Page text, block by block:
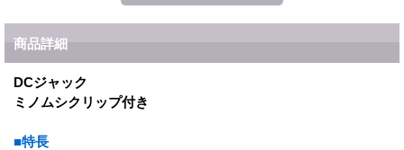
商品詳細
DCジャック
ミノムシクリップ付き
■特長